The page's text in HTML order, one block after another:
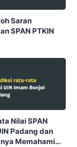
Saran
SPAN PTKIN
Nilai SPAN
Padang dan
Memahami